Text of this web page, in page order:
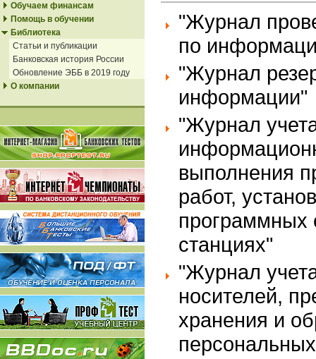
Обучаем финансам
Помощь в обучении
Библиотека
Статьи и публикации
Банковская история России
Обновление ЭББ в 2019 году
О компании
"Журнал
по
"Журнал
информации"
"Журнал
выполнения
работ,
программных
станциях"
"Журнал
носителей,
хранения и